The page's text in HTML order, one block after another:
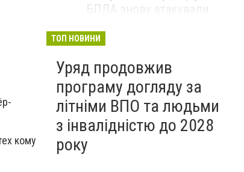
кому
БПЛА знову атакували
— ВІДЕО
ТОП НОВИНИ
Уряд продовжив
програму догляду за
літніми ВПО та людьми
з інвалідністю до 2028
року